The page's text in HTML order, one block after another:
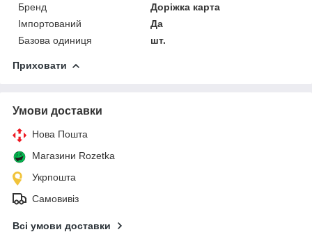
Бренд
Доріжка карта
Імпортований
Да
Базова одиниця
шт.
Приховати
Умови доставки
Нова Пошта
Магазини Rozetka
Укрпошта
Самовивіз
Всі умови доставки